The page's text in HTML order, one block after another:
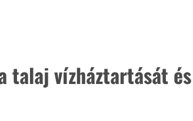
talaj vízháztartását és